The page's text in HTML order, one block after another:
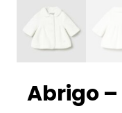
Abrigo –